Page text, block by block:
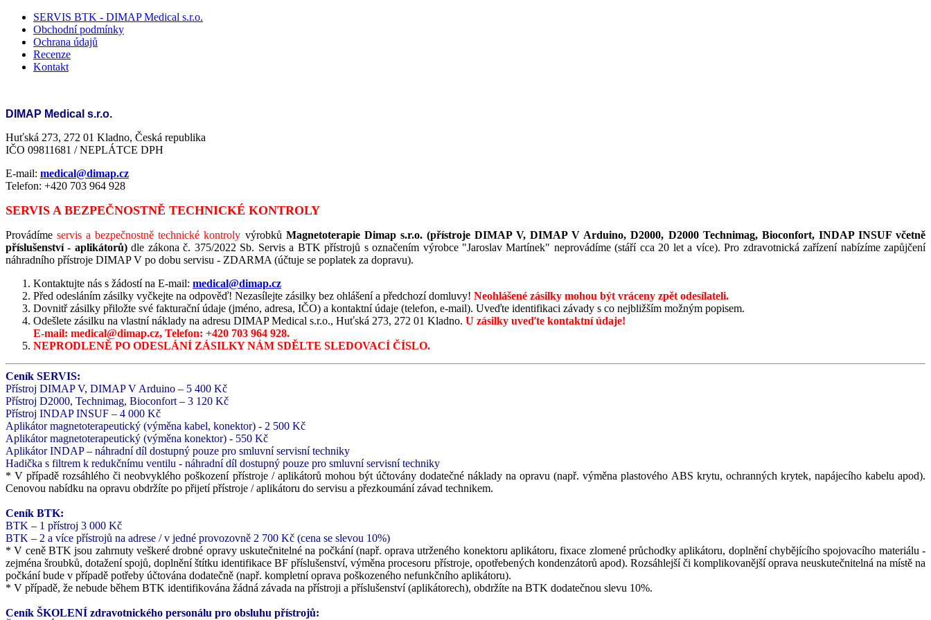
SERVIS BTK - DIMAP Medical s.r.o.
Obchodní podmínky
Ochrana údajů
Recenze
Kontakt
DIMAP Medical s.r.o.
Huťská 273, 272 01 Kladno, Česká republika
IČO 09811681 / NEPLÁTCE DPH
E-mail: medical@dimap.cz
Telefon: +420 703 964 928
SERVIS A BEZPEČNOSTNĚ TECHNICKÉ KONTROLY
Provádímeservis a bezpečnostně technické kontroly výrobků Magnetoterapie Dimap s.r.o. (přístroje DIMAP V, DIMAP V Arduino, D2000, D2000 Technimag, Bioconfort, INDAP INSUF včetně
příslušenství - aplikátorů)dle zákona č. 375/2022 Sb. Servis a BTK přístrojů s označením výrobce "Jaroslav Martínek" neprovádíme (stáří cca 20 let a více). Pro zdravotnická zařízení nabízíme zapůjčení
náhradního přístroje DIMAP V po dobu servisu - ZDARMA (účtuje se poplatek za dopravu).
Kontaktujte nás s žádostí na E-mail: medical@dimap.cz
Před odesláním zásilky vyčkejte na odpověď! Nezasílejte zásilky bez ohlášení a předchozí domluvy! Neohlášené zásilky mohou být vráceny zpět odesílateli.
Dovnitř zásilky přiložte své fakturační údaje (jméno, adresa, IČO) a kontaktní údaje (telefon, e-mail). Uveďte identifikaci závady s co nejbližším možným popisem.
Odešlete zásilku na vlastní náklady na adresu DIMAP Medical s.r.o., Huťská 273, 272 01 Kladno. U zásilky uveďte kontaktní údaje!
E-mail: medical@dimap.cz, Telefon: +420 703 964 928.
NEPRODLENĚ PO ODESLÁNÍ ZÁSILKY NÁM SDĚLTE SLEDOVACÍ ČÍSLO.
Ceník SERVIS:
Přístroj DIMAP V, DIMAP V Arduino – 5 400 Kč
Přístroj D2000, Technimag, Bioconfort – 3 120 Kč
Přístroj INDAP INSUF – 4 000 Kč
Aplikátor magnetoterapeutický (výměna kabel, konektor) - 2 500 Kč
Aplikátor magnetoterapeutický (výměna konektor) - 550 Kč
Aplikátor INDAP – náhradní díl dostupný pouze pro smluvní servisní techniky
Hadička s filtrem k redukčnímu ventilu - náhradní díl dostupný pouze pro smluvní servisní techniky
* V případě rozsáhlého či neobvyklého poškození přístroje / aplikátorů mohou být účtovány dodatečné náklady na opravu (např. výměna plastového ABS krytu, ochranných krytek, napájecího kabelu apod).
Cenovou nabídku na opravu obdržíte po přijetí přístroje / aplikátoru do servisu a přezkoumání závad technikem.
Ceník BTK:
BTK – 1 přístroj 3 000 Kč
BTK – 2 a více přístrojů na adrese / v jedné provozovně 2 700 Kč (cena se slevou 10%)
* V ceně BTK jsou zahrnuty veškeré drobné opravy uskutečnitelné na počkání (např. oprava utrženého konektoru aplikátoru, fixace zlomené průchodky aplikátoru, doplnění chybějícího spojovacího materiálu -
zejména šroubků, dotažení spojů, doplnění štítku identifikace BF příslušenství, výměna procesoru přístroje, opotřebených kondenzátorů apod). Rozsáhlejší či komplikovanější oprava neuskutečnitelná na místě na
počkání bude v případě potřeby účtována dodatečně (např. kompletní oprava poškozeného nefunkčního aplikátoru).
* V případě, že nebude během BTK identifikována žádná závada na přístroji a příslušenství (aplikátorech), obdržíte na BTK dodatečnou slevu 10%.
Ceník ŠKOLENÍ zdravotnického personálu pro obsluhu přístrojů: